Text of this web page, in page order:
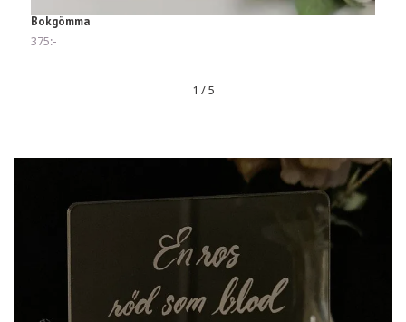
Bokgömma
375:-
1 / 5